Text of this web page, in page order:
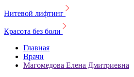
Нитевой лифтинг
Красота без боли
Главная
Врачи
Магомедова Елена Дмитриевна